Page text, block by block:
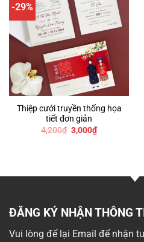
-29%
Thiệp cưới truyền thống họa
tiết đơn giản
4,200₫ Giá
gốc
3,000₫Giá
hiện
ĐĂNG KÝ NHẬN THÔNG
Vui lòng để lại Email để nhận